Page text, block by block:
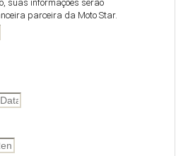
suas informações serão
parceira da Moto Star.